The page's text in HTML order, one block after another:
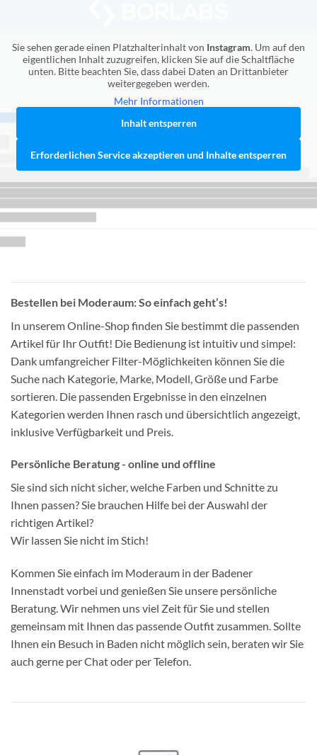
Sie sehen gerade einen Platzhalterinhalt von Instagram. Um auf den
eigentlichen Inhalt zuzugreifen, klicken Sie auf die Schaltfläche
unten. Bitte beachten Sie, dass dabei Daten an Drittanbieter
weitergegeben werden.
Mehr Informationen
Inhalt entsperren
Erforderlichen Service akzeptieren und Inhalte entsperren
Bestellen bei Moderaum: So einfach geht’s!
In unserem Online-Shop finden Sie bestimmt die passenden
Artikel für Ihr Outfit! Die Bedienung ist intuitiv und simpel:
Dank umfangreicher Filter-Möglichkeiten können Sie die
Suche nach Kategorie, Marke, Modell, Größe und Farbe
sortieren. Die passenden Ergebnisse in den einzelnen
Kategorien werden Ihnen rasch und übersichtlich angezeigt,
inklusive Verfügbarkeit und Preis.
Persönliche Beratung - online und offline
Sie sind sich nicht sicher, welche Farben und Schnitte zu
Ihnen passen? Sie brauchen Hilfe bei der Auswahl der
richtigen Artikel?
Wir lassen Sie nicht im Stich!
Kommen Sie einfach im Moderaum in der Badener
Innenstadt vorbei und genießen Sie unsere persönliche
Beratung. Wir nehmen uns viel Zeit für Sie und stellen
gemeinsam mit Ihnen das passende Outfit zusammen. Sollte
Ihnen ein Besuch in Baden nicht möglich sein, beraten wir Sie
auch gerne per Chat oder per Telefon.